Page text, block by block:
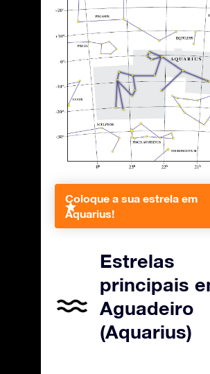
Coloque a sua estrela em
Aquarius!
Estrelas
principais
Aguadeiro
(Aquarius)